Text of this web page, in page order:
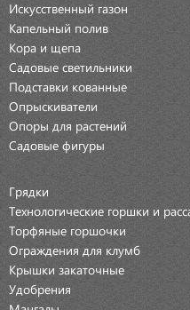
Искусственный газон
Капельный полив
Кора и щепа
Садовые светильники
Подставки кованные
Опрыскиватели
Опоры для растений
Садовые фигуры
Грядки
Технологические горшки и
Торфяные горшочки
Ограждения для клумб
Крышки закаточные
Удобрения
Мангалы